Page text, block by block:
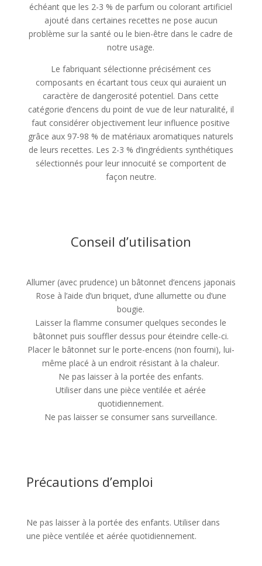
échéant que les 2-3 % de parfum ou colorant artificiel
ajouté dans certaines recettes ne pose aucun
problème sur la santé ou le bien-être dans le cadre de
notre usage.
Le fabriquant sélectionne précisément ces
composants en écartant tous ceux qui auraient un
caractère de dangerosité potentiel. Dans cette
catégorie d’encens du point de vue de leur naturalité, il
faut considérer objectivement leur influence positive
grâce aux 97-98 % de matériaux aromatiques naturels
de leurs recettes. Les 2-3 % d’ingrédients synthétiques
sélectionnés pour leur innocuité se comportent de
façon neutre.
Conseil d’utilisation
Allumer (avec prudence) un bâtonnet d’encens japonais
Rose à l’aide d’un briquet, d’une allumette ou d’une
bougie.
Laisser la flamme consumer quelques secondes le
bâtonnet puis souffler dessus pour éteindre celle-ci.
Placer le bâtonnet sur le porte-encens (non fourni), lui-
même placé à un endroit résistant à la chaleur.
Ne pas laisser à la portée des enfants.
Utiliser dans une pièce ventilée et aérée
quotidiennement.
Ne pas laisser se consumer sans surveillance.
Précautions d’emploi
Ne pas laisser à la portée des enfants. Utiliser dans
une pièce ventilée et aérée quotidiennement.